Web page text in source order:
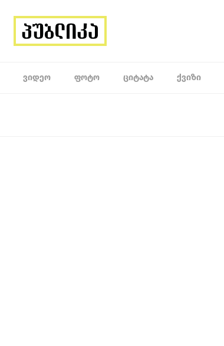
ᲕᲘᲓᲔᲝ ᲤᲝᲢᲝ ᲪᲘᲢᲐᲢᲐ ᲥᲕᲘᲖᲘ